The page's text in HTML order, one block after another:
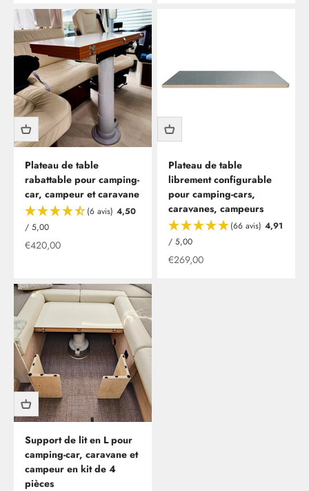
Plateau de table
rabattable pour camping-
car, campeur et caravane
(6 avis) 4,50
/ 5,00
Offre à partir de
€420,00
Plateau de table
librement configurable
pour camping-cars,
caravanes, campeurs
(66 avis) 4,91
/ 5,00
Offre à partir de
€269,00
Support de lit en L pour
camping-car, caravane et
campeur en kit de 4
pièces